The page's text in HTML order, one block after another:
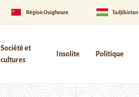
Région Ouïghoure Tadjikistan
Société et
cultures
Insolite Politique